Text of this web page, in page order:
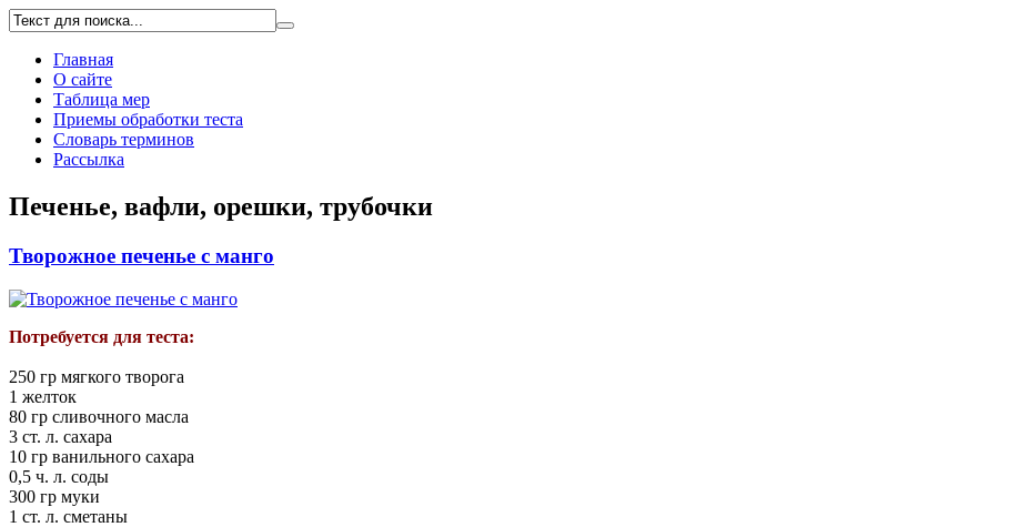
Главная
О сайте
Таблица мер
Приемы обработки теста
Словарь терминов
Рассылка
Печенье, вафли, орешки, трубочки
Творожное печенье с манго
Потребуется для теста:
250 гр мягкого творога
1 желток
80 гр сливочного масла
3 ст. л. сахара
10 гр ванильного сахара
0,5 ч. л. соды
300 гр муки
1 ст. л. сметаны